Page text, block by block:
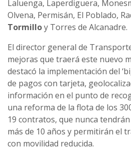
Laluenga, Laperdiguera,
Olvena, Permisán, El Poblado,
Tormilloy Torres de Alcanadre.
El director general de
mejoras que traerá este nuevo
destacó la implementación del
de pagos con tarjeta,
información en el punto de
una reforma de la flota de los
19 contratos, que nunca
más de 10 años y permitirán el
con movilidad reducida.